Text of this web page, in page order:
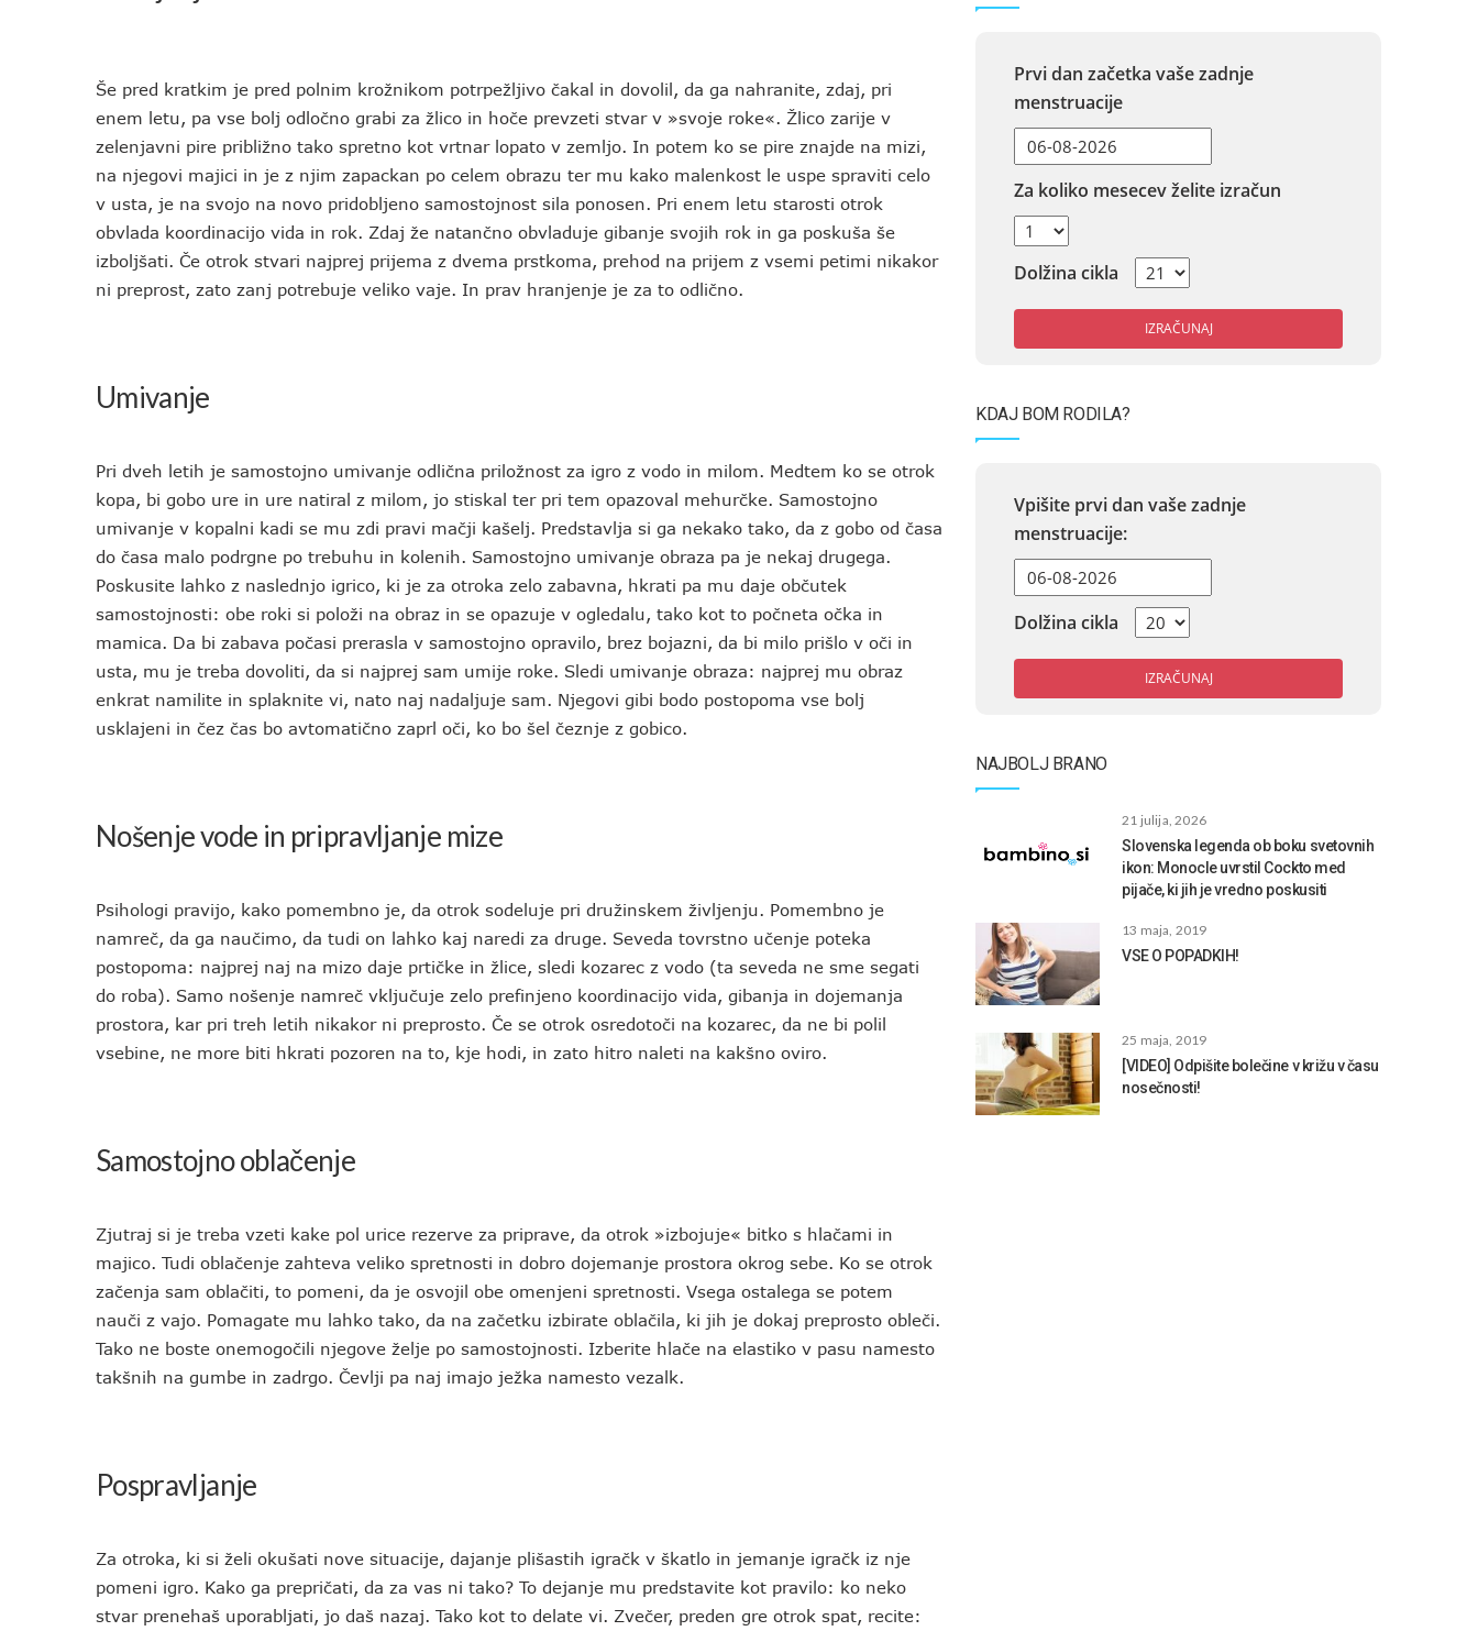
Še pred kratkim je pred polnim krožnikom potrpežljivo čakal in dovolil, da ga nahranite, zdaj, pri
enem letu, pa vse bolj odločno grabi za žlico in hoče prevzeti stvar v »svoje roke«. Žlico zarije v
zelenjavni pire približno tako spretno kot vrtnar lopato v zemljo. In potem ko se pire znajde na mizi,
na njegovi majici in je z njim zapackan po celem obrazu ter mu kako malenkost le uspe spraviti celo
v usta, je na svojo na novo pridobljeno samostojnost sila ponosen. Pri enem letu starosti otrok
obvlada koordinacijo vida in rok. Zdaj že natančno obvladuje gibanje svojih rok in ga poskuša še
izboljšati. Če otrok stvari najprej prijema z dvema prstkoma, prehod na prijem z vsemi petimi nikakor
ni preprost, zato zanj potrebuje veliko vaje. In prav hranjenje je za to odlično.
Umivanje
Pri dveh letih je samostojno umivanje odlična priložnost za igro z vodo in milom. Medtem ko se otrok
kopa, bi gobo ure in ure natiral z milom, jo stiskal ter pri tem opazoval mehurčke. Samostojno
umivanje v kopalni kadi se mu zdi pravi mačji kašelj. Predstavlja si ga nekako tako, da z gobo od časa
do časa malo podrgne po trebuhu in kolenih. Samostojno umivanje obraza pa je nekaj drugega.
Poskusite lahko z naslednjo igrico, ki je za otroka zelo zabavna, hkrati pa mu daje občutek
samostojnosti: obe roki si položi na obraz in se opazuje v ogledalu, tako kot to počneta očka in
mamica. Da bi zabava počasi prerasla v samostojno opravilo, brez bojazni, da bi milo prišlo v oči in
usta, mu je treba dovoliti, da si najprej sam umije roke. Sledi umivanje obraza: najprej mu obraz
enkrat namilite in splaknite vi, nato naj nadaljuje sam. Njegovi gibi bodo postopoma vse bolj
usklajeni in čez čas bo avtomatično zaprl oči, ko bo šel čeznje z gobico.
Nošenje vode in pripravljanje mize
Psihologi pravijo, kako pomembno je, da otrok sodeluje pri družinskem življenju. Pomembno je
namreč, da ga naučimo, da tudi on lahko kaj naredi za druge. Seveda tovrstno učenje poteka
postopoma: najprej naj na mizo daje prtičke in žlice, sledi kozarec z vodo (ta seveda ne sme segati
do roba). Samo nošenje namreč vključuje zelo prefinjeno koordinacijo vida, gibanja in dojemanja
prostora, kar pri treh letih nikakor ni preprosto. Če se otrok osredotoči na kozarec, da ne bi polil
vsebine, ne more biti hkrati pozoren na to, kje hodi, in zato hitro naleti na kakšno oviro.
Samostojno oblačenje
Zjutraj si je treba vzeti kake pol urice rezerve za priprave, da otrok »izbojuje« bitko s hlačami in
majico. Tudi oblačenje zahteva veliko spretnosti in dobro dojemanje prostora okrog sebe. Ko se otrok
začenja sam oblačiti, to pomeni, da je osvojil obe omenjeni spretnosti. Vsega ostalega se potem
nauči z vajo. Pomagate mu lahko tako, da na začetku izbirate oblačila, ki jih je dokaj preprosto obleči.
Tako ne boste onemogočili njegove želje po samostojnosti. Izberite hlače na elastiko v pasu namesto
takšnih na gumbe in zadrgo. Čevlji pa naj imajo ježka namesto vezalk.
Pospravljanje
Za otroka, ki si želi okušati nove situacije, dajanje plišastih igračk v škatlo in jemanje igračk iz nje
pomeni igro. Kako ga prepričati, da za vas ni tako? To dejanje mu predstavite kot pravilo: ko neko
stvar prenehaš uporabljati, jo daš nazaj. Tako kot to delate vi. Zvečer, preden gre otrok spat, recite:
Prvi dan začetka vaše zadnje
menstruacije
Za koliko mesecev želite izračun
Dolžina cikla
IZRAČUNAJ
KDAJ BOM RODILA?
Vpišite prvi dan vaše zadnje
menstruacije:
Dolžina cikla
IZRAČUNAJ
NAJBOLJ BRANO
21 julija, 2026
Slovenska legenda ob boku svetovnih
ikon: Monocle uvrstil Cockto med
pijače, ki jih je vredno poskusiti
13 maja, 2019
VSE O POPADKIH!
25 maja, 2019
[VIDEO] Odpišite bolečine v križu v času
nosečnosti!